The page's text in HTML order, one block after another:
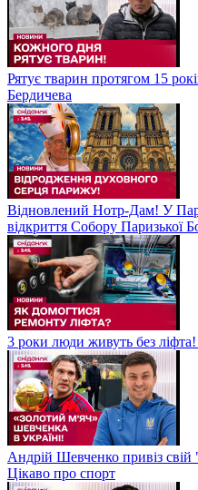
Рятує тварин протягом 15
Бердичева
Відновлений Нотр-Дам! У
відкриття Собору Паризької
3 роки люди живуть без
Андрій Шевченко привіз
Цікаво про спорт